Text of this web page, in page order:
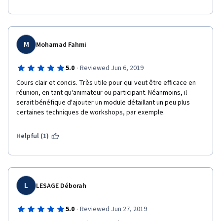
M Mohamad Fahmi
5.0 · Reviewed Jun 6, 2019
Cours clair et concis. Très utile pour qui veut être efficace en
réunion, en tant qu'animateur ou participant. Néanmoins, il
serait bénéfique d'ajouter un module détaillant un peu plus
certaines techniques de workshops, par exemple.
Helpful (1)
L LESAGE Déborah
5.0 · Reviewed Jun 27, 2019